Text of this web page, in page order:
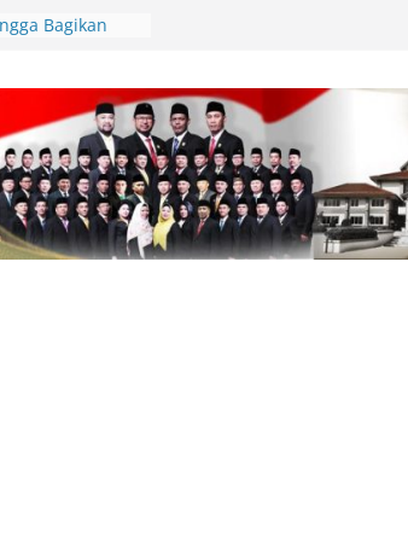
Deby Maryanti
Perubahan
Bagikan
Desa
Berlalu
Jadi
Tegaskan
Turun
Resmi